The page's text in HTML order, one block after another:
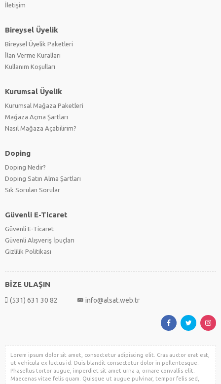
İletişim
Bireysel Üyelik
Bireysel Üyelik Paketleri
İlan Verme Kuralları
Kullanım Koşulları
Kurumsal Üyelik
Kurumsal Mağaza Paketleri
Mağaza Açma Şartları
Nasıl Mağaza Açabilirim?
Doping
Doping Nedir?
Doping Satın Alma Şartları
Sık Sorulan Sorular
Güvenli E-Ticaret
Güvenli E-Ticaret
Güvenli Alışveriş İpuçları
Gizlilik Politikası
BİZE ULAŞIN
(531) 631 30 82 info@alsat.web.tr
Lorem ipsum dolor sit amet, consectetur adipiscing elit. Cras auctor erat est,
ut vehicula ex luctus id. Duis blandit consectetur dolor in pellentesque.
Phasellus tortor augue, imperdiet sit amet urna a, ornare convallis elit.
Maecenas vitae felis quam. Quisque ut augue pulvinar, tempor felis sed,